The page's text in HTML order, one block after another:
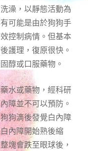
澡，以靜態活動為
可能是由於狗狗手
控制病情。但基本
護理，復原很快。
醇或口服藥物。
水或藥物，經科研
障並不可以預防。
狗滴後發覺白內障
內障開始熟後縮
塊會跌至眼球後，